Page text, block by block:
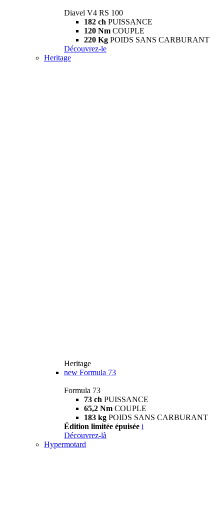
Diavel V4 RS 100
182 ch PUISSANCE
120 Nm COUPLE
220 Kg POIDS SANS CARBURANT
Découvrez-le
Heritage
Heritage
new Formula 73
Formula 73
73 ch PUISSANCE
65,2 Nm COUPLE
183 kg POIDS SANS CARBURANT
Édition limitée épuisée i
Découvrez-là
Hypermotard